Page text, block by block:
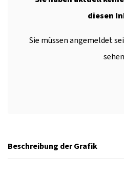
diesen
Sie müssen angemeldet
Beschreibung der Grafik